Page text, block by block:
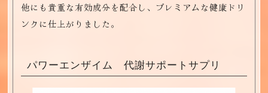
他にも貴重な有効成分を配合し、プレミアムな健康ドリ
ンクに仕上がりました。
パワーエンザイム 代謝サポートサプリ